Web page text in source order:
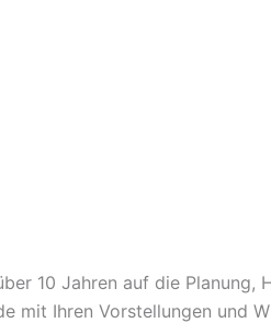
10 Jahren auf die
mit Ihren Vorstellungen und